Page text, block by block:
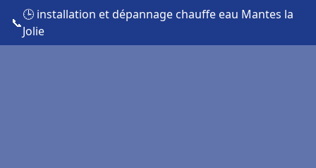
📞
🕒 installation et dépannage chauffe eau Mantes la
Jolie